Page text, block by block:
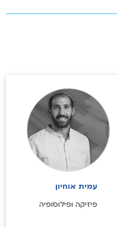
עמית אוחיון
פיזיקה ופילוסופיה